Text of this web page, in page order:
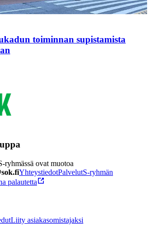
toiminnan supistamista
ryhmässä ovat muotoa
YhteystiedotPalvelutS-ryhmän
palautetta
Liity asiakasomistajaksi